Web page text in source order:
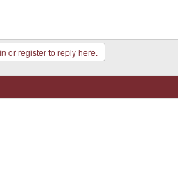
or register to reply here.